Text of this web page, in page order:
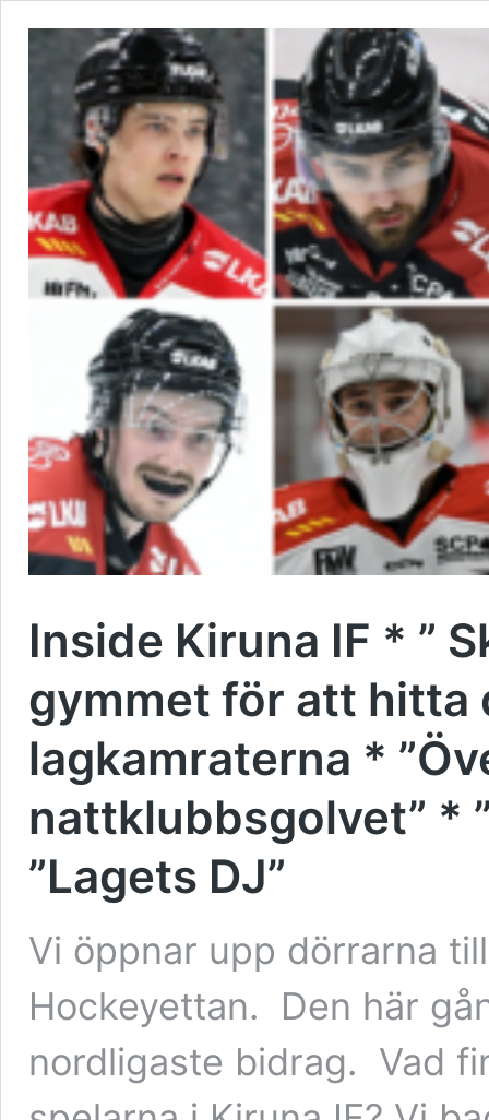
Inside Kiruna IF * ”
gymmet för att hitta
lagkamraterna *
nattklubbsgolvet” *
”Lagets DJ”
Vi öppnar upp dörrarna
Hockeyettan. Den här
nordligaste bidrag. Vad